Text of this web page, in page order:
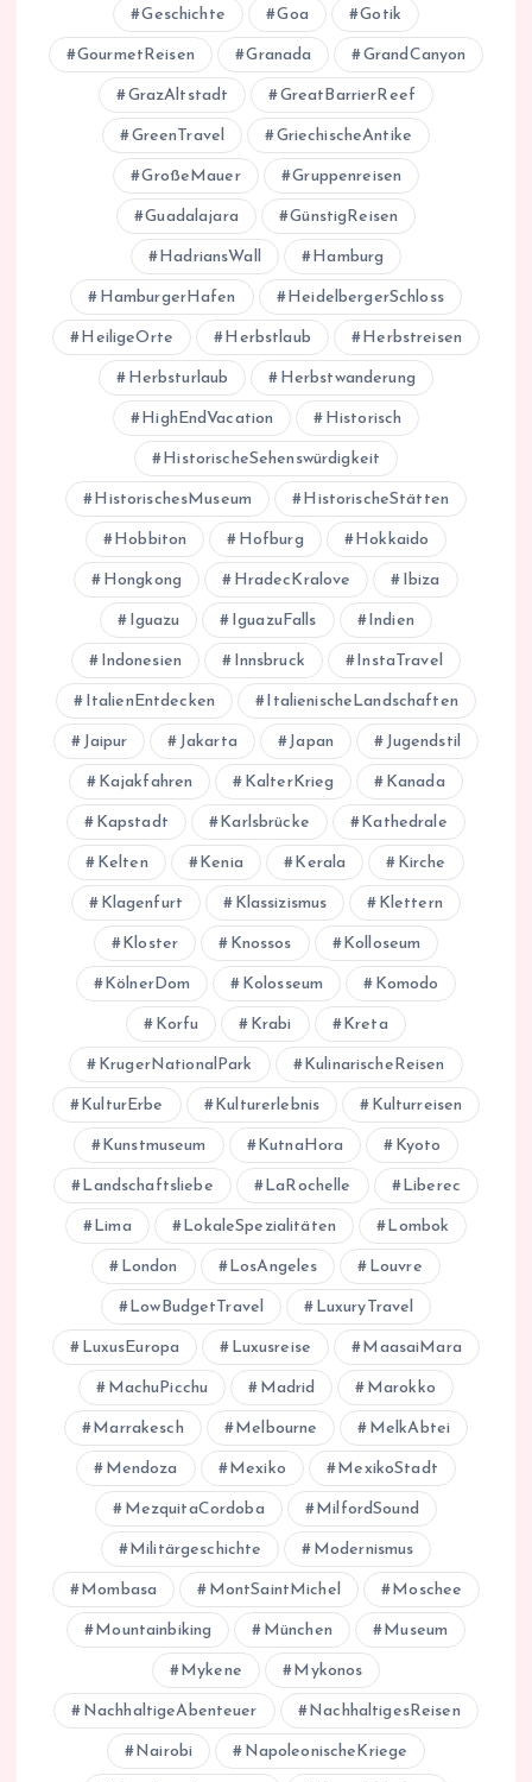
Geschichte Goa Gotik
GourmetReisen Granada GrandCanyon
GrazAltstadt GreatBarrierReef
GreenTravel GriechischeAntike
GroßeMauer Gruppenreisen
Guadalajara GünstigReisen
HadriansWall Hamburg
HamburgerHafen HeidelbergerSchloss
HeiligeOrte Herbstlaub Herbstreisen
Herbsturlaub Herbstwanderung
HighEndVacation Historisch
HistorischeSehenswürdigkeit
HistorischesMuseum HistorischeStätten
Hobbiton Hofburg Hokkaido
Hongkong HradecKralove Ibiza
Iguazu IguazuFalls Indien
Indonesien Innsbruck InstaTravel
ItalienEntdecken ItalienischeLandschaften
Jaipur Jakarta Japan Jugendstil
Kajakfahren KalterKrieg Kanada
Kapstadt Karlsbrücke Kathedrale
Kelten Kenia Kerala Kirche
Klagenfurt Klassizismus Klettern
Kloster Knossos Kolloseum
KölnerDom Kolosseum Komodo
Korfu Krabi Kreta
KrugerNationalPark KulinarischeReisen
KulturErbe Kulturerlebnis Kulturreisen
Kunstmuseum KutnaHora Kyoto
Landschaftsliebe LaRochelle Liberec
Lima LokaleSpezialitäten Lombok
London LosAngeles Louvre
LowBudgetTravel LuxuryTravel
LuxusEuropa Luxusreise MaasaiMara
MachuPicchu Madrid Marokko
Marrakesch Melbourne MelkAbtei
Mendoza Mexiko MexikoStadt
MezquitaCordoba MilfordSound
Militärgeschichte Modernismus
Mombasa MontSaintMichel Moschee
Mountainbiking München Museum
Mykene Mykonos
NachhaltigeAbenteuer NachhaltigesReisen
Nairobi NapoleonischeKriege